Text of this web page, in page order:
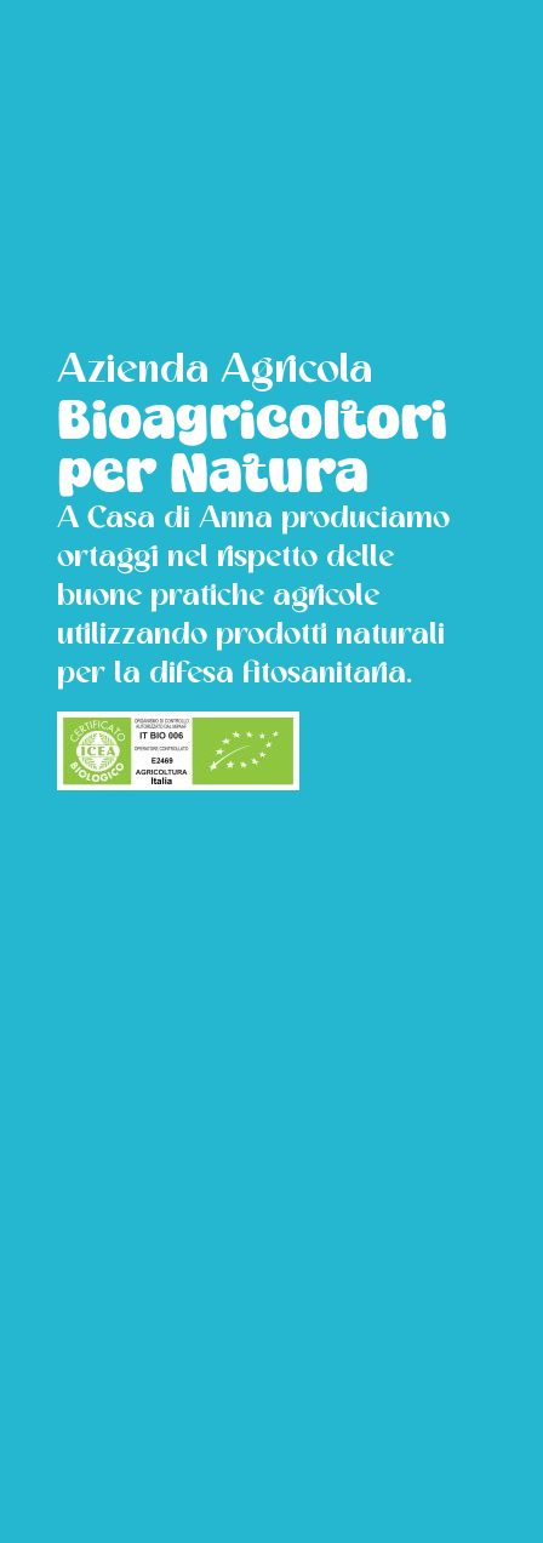
Azienda Agricola
Bioagricoltori
per Natura
A Casa di Anna produciamo
ortaggi nel rispetto delle
buone pratiche agricole
utilizzando prodotti naturali
per la difesa fitosanitaria.